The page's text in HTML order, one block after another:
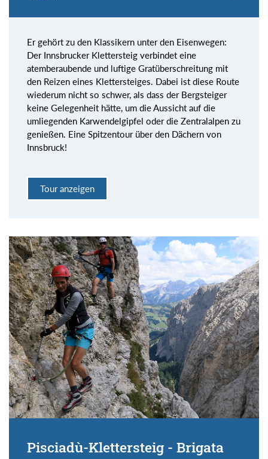
Er gehört zu den Klassikern unter den Eisenwegen:
Der Innsbrucker Klettersteig verbindet eine
atemberaubende und luftige Gratüberschreitung mit
den Reizen eines Klettersteiges. Dabei ist diese Route
wiederum nicht so schwer, als dass der Bergsteiger
keine Gelegenheit hätte, um die Aussicht auf die
umliegenden Karwendelgipfel oder die Zentralalpen zu
genießen. Eine Spitzentour über den Dächern von
Innsbruck!
Tour anzeigen
Pisciadù-Klettersteig - Brigata